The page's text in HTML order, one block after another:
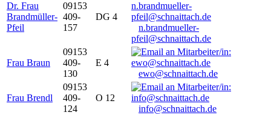
Dr. Frau
Brandmüller-
Pfeil
09153
409-
157
DG 4
n.brandmueller-
pfeil@schnaittach.de
Frau Braun
09153
409-
130
E 4
ewo@schnaittach.de
Frau Brendl
09153
409-
124
O 12
info@schnaittach.de